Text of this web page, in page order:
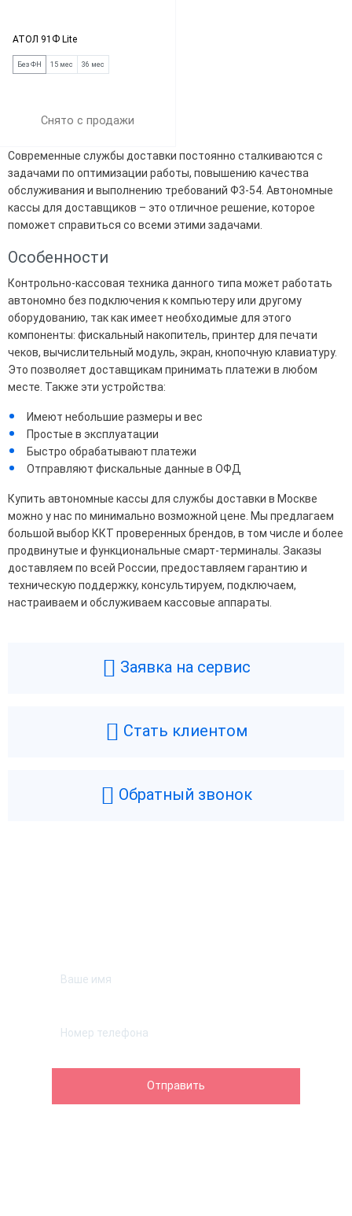
АТОЛ 91Ф Lite
Без ФН 15 мес 36 мес
Снято с продажи
Современные службы доставки постоянно сталкиваются с
задачами по оптимизации работы, повышению качества
обслуживания и выполнению требований Ф3-54. Автономные
кассы для доставщиков – это отличное решение, которое
поможет справиться со всеми этими задачами.
Особенности
Контрольно-кассовая техника данного типа может работать
автономно без подключения к компьютеру или другому
оборудованию, так как имеет необходимые для этого
компоненты: фискальный накопитель, принтер для печати
чеков, вычислительный модуль, экран, кнопочную клавиатуру.
Это позволяет доставщикам принимать платежи в любом
месте. Также эти устройства:
Имеют небольшие размеры и вес
Простые в эксплуатации
Быстро обрабатывают платежи
Отправляют фискальные данные в ОФД
Купить автономные кассы для службы доставки в Москве
можно у нас по минимально возможной цене. Мы предлагаем
большой выбор ККТ проверенных брендов, в том числе и более
продвинутые и функциональные смарт-терминалы. Заказы
доставляем по всей России, предоставляем гарантию и
техническую поддержку, консультируем, подключаем,
настраиваем и обслуживаем кассовые аппараты.
Заявка на сервис
Стать клиентом
Обратный звонок